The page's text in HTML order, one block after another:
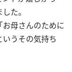
た。
母さんのために
うその気持ち